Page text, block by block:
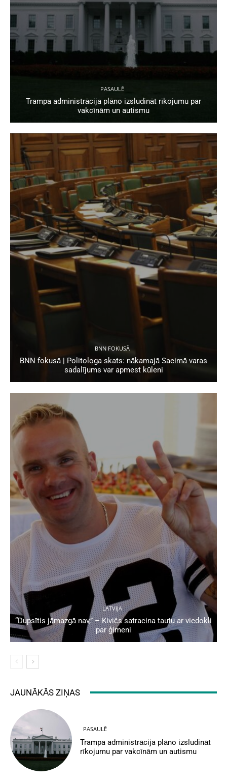
PASAULĒ
Trampa administrācija plāno izsludināt rīkojumu par
vakcīnām un autismu
BNN FOKUSĀ
BNN fokusā | Politologa skats: nākamajā Saeimā varas
sadalījums var apmest kūleni
LATVIJA
“Dupsītis jāmazgā nav,” – Kivičs satracina tautu ar viedokli
par ģimeni
JAUNĀKĀS ZIŅAS
PASAULĒ
Trampa administrācija plāno izsludināt
rīkojumu par vakcīnām un autismu